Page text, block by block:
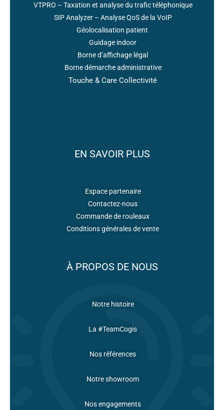
VTPRO – Taxation et analyse du trafic téléphonique
SIP Analyzer – Analyse QoS de la VoIP
Géolocalisation patient
Guidage indoor
Borne d’affichage légal
Borne démarche administrative
Touche & Care Collectivité
EN SAVOIR PLUS
Espace partenaire
Contactez-nous
Commande de rouleaux
Conditions générales de vente
À PROPOS DE NOUS
Notre histoire
La #TeamCogis
Nos références
Notre showroom
Nos engagements